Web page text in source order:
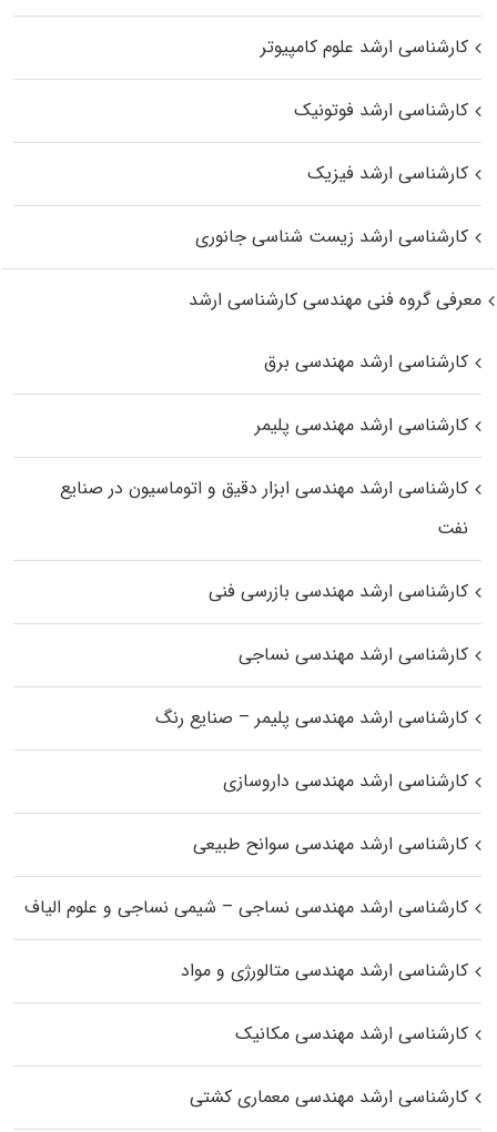
کارشناسی ارشد علوم کامپیوتر
کارشناسی ارشد فوتونیک
کارشناسی ارشد فیزیک
کارشناسی ارشد زیست‌ شناسی جانوری
معرفی گروه فنی مهندسی کارشناسی ارشد
کارشناسی ارشد مهندسی برق
کارشناسی ارشد مهندسی پلیمر
کارشناسی ارشد مهندسی ابزار دقیق و اتوماسیون در صنایع
نفت
کارشناسی ارشد مهندسی بازرسی فنی
کارشناسی ارشد مهندسی نساجی
کارشناسی ارشد مهندسی پلیمر – صنایع رنگ
کارشناسی ارشد مهندسی داروسازی
کارشناسی ارشد مهندسی سوانح طبیعی
کارشناسی ارشد مهندسی نساجی – شیمی نساجی و علوم الیاف
کارشناسی ارشد مهندسی متالورژی و مواد
کارشناسی ارشد مهندسی مکانیک
کارشناسی ارشد مهندسی معماری کشتی